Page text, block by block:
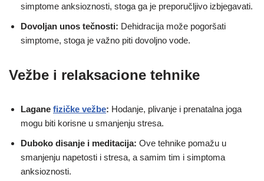
simptome anksioznosti, stoga ga je preporučljivo izbjegavati.
Dovoljan unos tečnosti: Dehidracija može pogoršati
simptome, stoga je važno piti dovoljno vode.
Vežbe i relaksacione tehnike
Lagane fizičke vežbe: Hodanje, plivanje i prenatalna joga
mogu biti korisne u smanjenju stresa.
Duboko disanje i meditacija: Ove tehnike pomažu u
smanjenju napetosti i stresa, a samim tim i simptoma
anksioznosti.